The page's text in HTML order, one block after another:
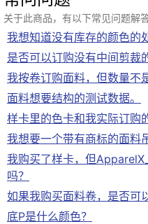
关于此商品，有以下常见问题解答
我想知道没有库存的颜色的
是否可以订购没有中间剪裁
我按卷订购面料，但数量不
面料想要结构的测试数据。
样卡里的色卡和我实际订购
我想要一个带有商标的面料
我购买了样卡，但
吗？
如果我购买面料卷，是否可
底P是什么颜色？